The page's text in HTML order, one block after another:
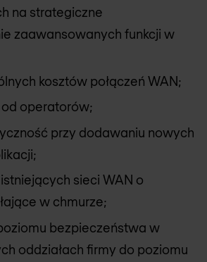
na strategiczne
zaawansowanych funkcji w
kosztów połączeń WAN;
operatorów;
przy dodawaniu nowych
sieci WAN o
w chmurze;
bezpieczeństwa w
oddziałach firmy do poziomu